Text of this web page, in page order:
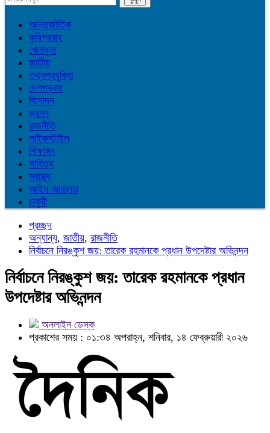
আন্তর্জাতিক
কৃষিপ্রবাহ
খেলাধুলা
জাতীয়
তথ্যপ্রযুক্তি
দেশপ্রবাহ
বিনোদন
ভ্রমন
রাজনীতি
লাইফস্টাইল
শিক্ষাঙ্গন
সাহিত্য
স্বাস্থ্য
আইন আদালত
চাকুরী
প্রচ্ছদ
অন্যান্য, জাতীয়, রাজনীতি
নির্বাচনে নিরঙ্কুশ জয়: তারেক রহমানকে প্রধান উপদেষ্টার অভিনন্দন
নির্বাচনে নিরঙ্কুশ জয়: তারেক রহমানকে প্রধান
উপদেষ্টার অভিনন্দন
অনলাইন ডেস্ক
প্রকাশের সময় : ০১:৩৪ অপরাহ্ন, শনিবার, ১৪ ফেব্রুয়ারী ২০২৬